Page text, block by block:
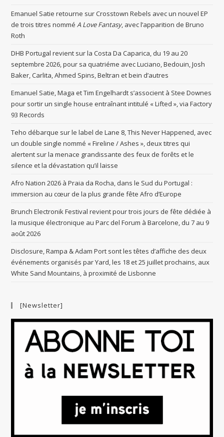
Emanuel Satie retourne sur Crosstown Rebels avec un nouvel EP
de trois titres nomméA Love Fantasy, avec l’apparition de Bruno
Roth
DHB Portugal revient sur la Costa Da Caparica, du 19 au 20
septembre 2026, pour sa quatriéme avec Luciano, Bedouin, Josh
Baker, Carlita, Ahmed Spins, Beltran et bein d’autres
Emanuel Satie, Maga et Tim Engelhardt s’associent à Stee Downes
pour sortir un single house entraînant intitulé « Lifted », via Factory
93 Records
Teho débarque sur le label de Lane 8, This Never Happened, avec
un double single nommé « Fireline / Ashes », deux titres qui
alertent sur la menace grandissante des feux de forêts et le
silence et la dévastation qu’il laisse
Afro Nation 2026 à Praia da Rocha, dans le Sud du Portugal :
immersion au cœur de la plus grande fête Afro d’Europe
Brunch Electronik Festival revient pour trois jours de fête dédiée à
la musique électronique au Parc del Forum à Barcelone, du 7 au 9
août 2026
Disclosure, Rampa & Adam Port sont les têtes d’affiche des deux
événements organisés par Yard, les 18 et 25 juillet prochains, aux
White Sand Mountains, à proximité de Lisbonne
[Newsletter]